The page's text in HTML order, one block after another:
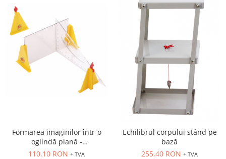
Formarea imaginilor într-o
oglindă plană -
semitransparentă / oglindă
110,10 RON + TVA
Echilibrul corpului stând pe
bază
255,40 RON + TVA